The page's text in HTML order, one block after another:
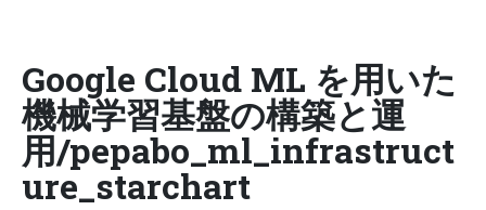
Google Cloud ML を用いた
機械学習基盤の構築と運
用/pepabo_ml_infrastruct
ure_starchart